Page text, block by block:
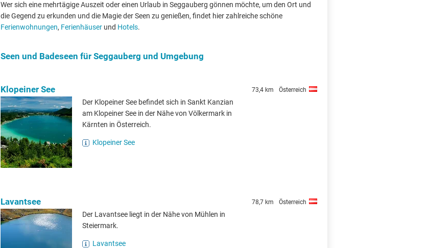
Wer sich eine mehrtägige Auszeit oder einen Urlaub in Seggauberg gönnen möchte, um den Ort und
die Gegend zu erkunden und die Magie der Seen zu genießen, findet hier zahlreiche schöne
Ferienwohnungen, Ferienhäuser und Hotels.
Seen und Badeseen für Seggauberg und Umgebung
Klopeiner See 73,4 km Österreich
Der Klopeiner See befindet sich in Sankt Kanzian
am Klopeiner See in der Nähe von Völkermark in
Kärnten in Österreich.
Klopeiner See
Lavantsee 78,7 km Österreich
Der Lavantsee liegt in der Nähe von Mühlen in
Steiermark.
Lavantsee